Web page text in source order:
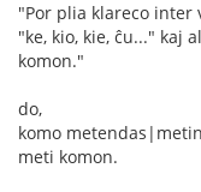
"Por plia klareco
"ke, kio, kie, ĉu..." kaj
komon."
do,
komo
meti komon.